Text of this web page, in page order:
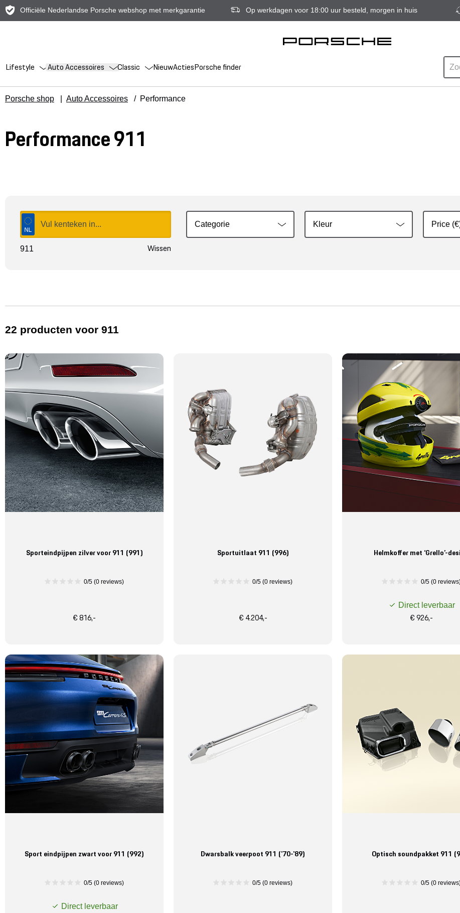
Officiële Nederlandse Porsche webshop met merkgarantie Op werkdagen voor 18:00 uur besteld, morgen in huis
Lifestyle Auto Accessoires Classic NieuwActiesPorsche finder
Porsche shop Auto Accessoires / Performance
Performance 911
911 Wissen
Categorie Kleur Price
22 producten voor 911
Sporteindpijpen zilver voor 911 (991)
0/5 (0 reviews)
€ 816,-
Sportuitlaat 911 (996)
0/5 (0 reviews)
€ 4.204,-
Helmkoffer met ‘Grello’-
0/5 (0
Direct leverbaar
€ 926,-
Sport eindpijpen zwart voor 911 (992)
0/5 (0 reviews)
Direct leverbaar
Dwarsbalk veerpoot 911 ('70-'89)
0/5 (0 reviews)
Optisch soundpakket 911
0/5 (0